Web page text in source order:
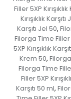
Filler 5XP
Kırışıklık
Karşıtı Jel 50,
Filorga Time Filler
5XP Kırışıklık
Krem 50, Filorga
Filorga Time Filler
Filler 5XP
Karşıtı 50 ml,